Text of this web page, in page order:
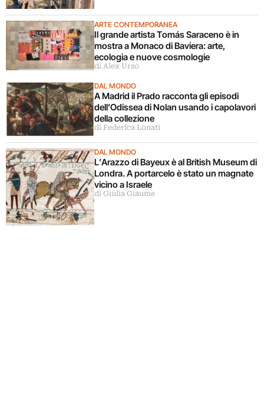
ARTE CONTEMPORANEA
Il grande artista Tomás Saraceno è in
mostra a Monaco di Baviera: arte,
ecologia e nuove cosmologie
di Alex Urso
DAL MONDO
A Madrid il Prado racconta gli episodi
dell’Odissea di Nolan usando i capolavori
della collezione
di Federica Lonati
DAL MONDO
L’Arazzo di Bayeux è al British Museum di
Londra. A portarcelo è stato un magnate
vicino a Israele
di Giulia Giaume